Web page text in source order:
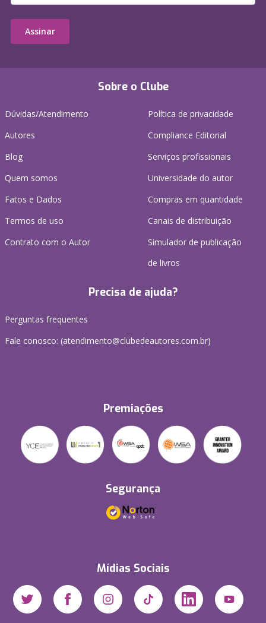
Sobre o Clube
Dúvidas/Atendimento
Autores
Blog
Quem somos
Fatos e Dados
Termos de uso
Contrato com o Autor
Política de privacidade
Compliance Editorial
Serviços profissionais
Universidade do autor
Compras em quantidade
Canais de distribuição
Simulador de publicação
de livros
Precisa de ajuda?
Perguntas frequentes
Fale conosco: (atendimento@clubedeautores.com.br)
Premiações
Segurança
Mídias Sociais
Assinar